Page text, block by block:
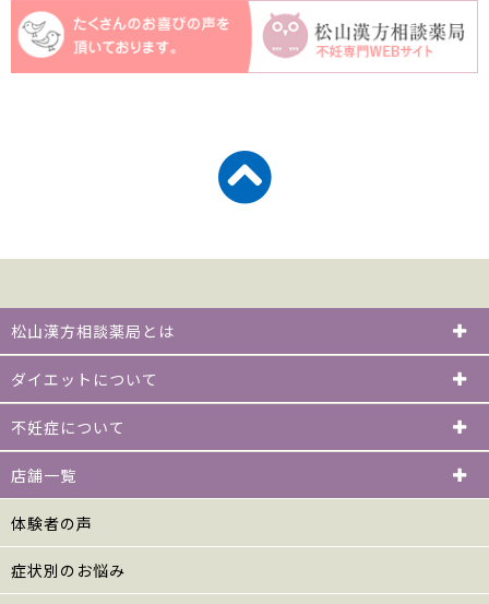
松山漢方相談薬局とは
ダイエットについて
不妊症について
店舗一覧
体験者の声
症状別のお悩み